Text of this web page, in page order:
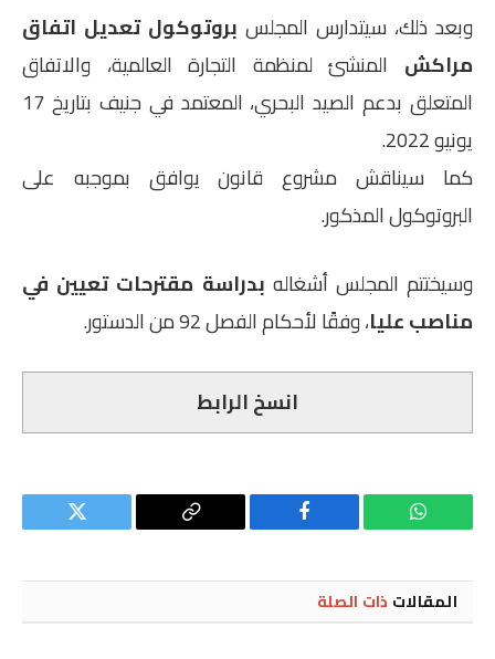
وبعد ذلك، سيتدارس المجلس بروتوكول تعديل اتفاق
مراكش المنشئ لمنظمة التجارة العالمية، والاتفاق
المتعلق بدعم الصيد البحري، المعتمد في جنيف بتاريخ 17
يونيو 2022.
كما سيناقش مشروع قانون يوافق بموجبه على
البروتوكول المذكور.
وسيختتم المجلس أشغاله بدراسة مقترحات تعيين في
مناصب عليا، وفقًا لأحكام الفصل 92 من الدستور.
انسخ الرابط
واتساب فيسبوك
Copy
تويتر
المقالات ذات الصلة